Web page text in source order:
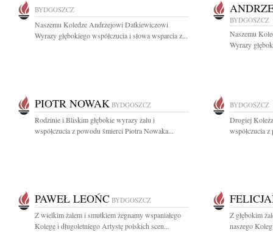
BYDGOSZCZ
Naszemu Koledze Andrzejowi Datkiewiczowi
Wyrazy głębokiego współczucia i słowa wsparcia z...
BYDGOSZCZ
Naszemu
Wyrazy
PIOTR NOWAK BYDGOSZCZ
Rodzinie i Bliskim głębokie wyrazy żalu i
współczucia z powodu śmierci Piotra Nowaka...
BYDGOSZCZ
Drogiej
współczucia
PAWEŁ LEOŃC BYDGOSZCZ
Z wielkim żalem i smutkiem żegnamy wspaniałego
Kolegę i długoletniego Artystę polskich scen...
Z głębokim
naszego